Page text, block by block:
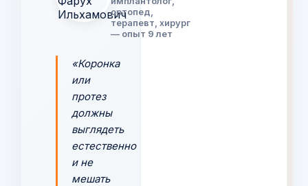
ортопед,
терапевт, хирург
— опыт 9 лет
«Коронка
или
протез
должны
выглядеть
естественно
и не
мешать